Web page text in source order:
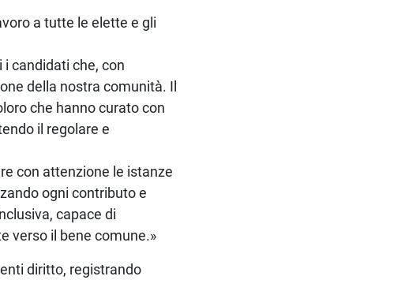
a tutte le elette e gli
candidati che, con
della nostra comunità. Il
che hanno curato con
il regolare e
con attenzione le istanze
ogni contributo e
capace di
verso il bene comune.»
diritto, registrando